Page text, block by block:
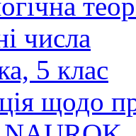
числа
5 клас
щодо